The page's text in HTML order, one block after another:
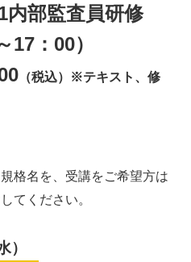
内部監査員研修
17：00）
（税込）※テキスト、修
格名を、受講をご希望方は
てください。
）